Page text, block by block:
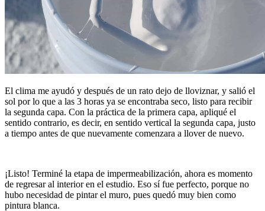
El clima me ayudó y después de un rato dejo de lloviznar, y salió el
sol por lo que a las 3 horas ya se encontraba seco, listo para recibir
la segunda capa. Con la práctica de la primera capa, apliqué el
sentido contrario, es decir, en sentido vertical la segunda capa, justo
a tiempo antes de que nuevamente comenzara a llover de nuevo.
¡Listo! Terminé la etapa de impermeabilización, ahora es momento
de regresar al interior en el estudio. Eso sí fue perfecto, porque no
hubo necesidad de pintar el muro, pues quedó muy bien como
pintura blanca.